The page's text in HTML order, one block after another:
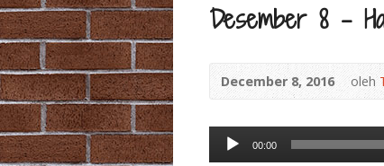
Desember 8 –
December 8, 2016 oleh
Audio
Player
00:00